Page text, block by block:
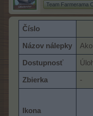
Team Farmerama
Číslo
Názov nálepky
Dostupnosť
Zbierka -
Ikona